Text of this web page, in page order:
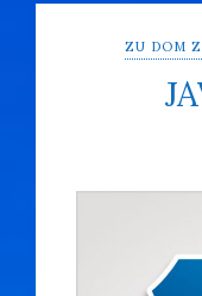
ZU DOM